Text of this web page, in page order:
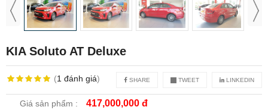
KIA Soluto AT Deluxe
(1 đánh giá) SHARE TWEET LINKEDIN
Giá sản phẩm : 417,000,000 đ